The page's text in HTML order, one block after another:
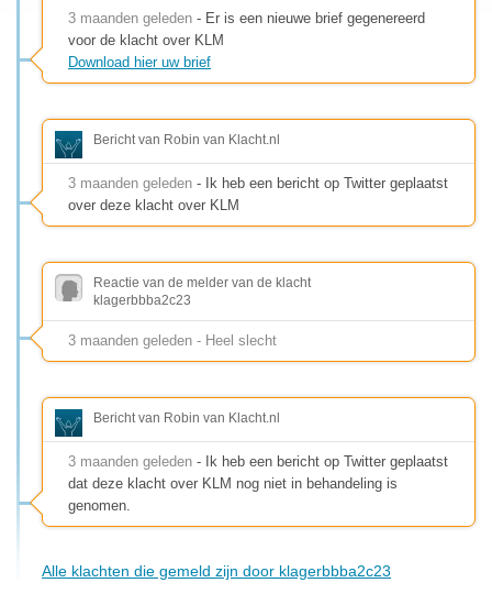
3 maanden geleden - Er is een nieuwe brief gegenereerd
voor de klacht over KLM
Download hier uw brief
Bericht van Robin van Klacht.nl
3 maanden geleden - Ik heb een bericht op Twitter geplaatst
over deze klacht over KLM
Reactie van de melder van de klacht
klagerbbba2c23
3 maanden geleden - Heel slecht
Bericht van Robin van Klacht.nl
3 maanden geleden - Ik heb een bericht op Twitter geplaatst
dat deze klacht over KLM nog niet in behandeling is
genomen.
Alle klachten die gemeld zijn door klagerbbba2c23